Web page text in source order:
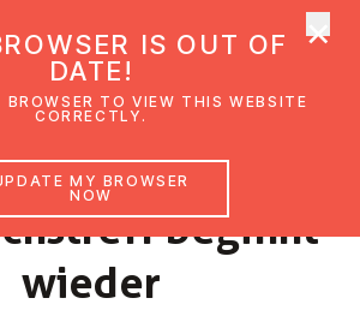
beginnt
wieder
NEWS
IS OUT OF
DATE!
BROWSER TO VIEW THIS WEBSITE
CORRECTLY.
MY BROWSER
NOW
×